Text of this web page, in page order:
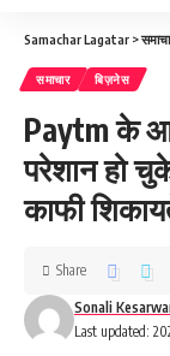
Samachar Lagatar >
समाचार बिज़नेस
Paytm के
परेशान हो
काफी
Last updated:
Sonali
Share